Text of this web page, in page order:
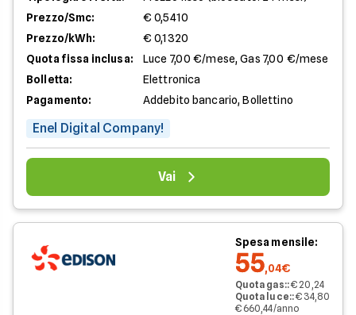
Prezzo/Smc:
€ 0,5410
Prezzo/kWh:
€ 0,1320
Quota fissa inclusa:
Luce 7,00 €/mese, Gas 7,00 €/mese
Bolletta:
Elettronica
Pagamento:
Addebito bancario, Bollettino
Enel Digital Company!
Vai
Spesa mensile:
55,04€
Quota gas::€ 20,24
Quota luce::€ 34,80
€ 660,44/anno